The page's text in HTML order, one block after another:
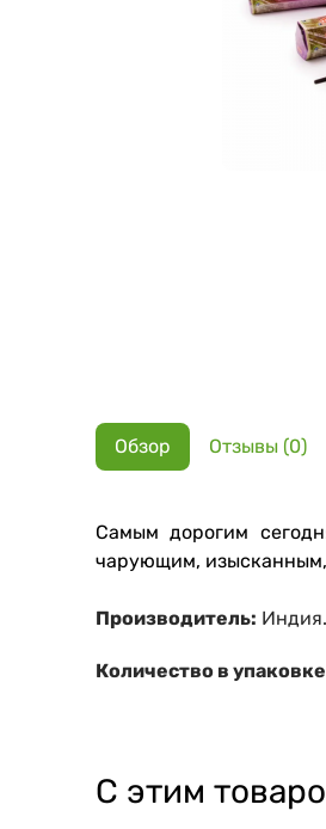
Обзор Отзывы (0)
Самым дорогим
чарующим, изысканным,
Производитель: Индия.
Количество в
С этим